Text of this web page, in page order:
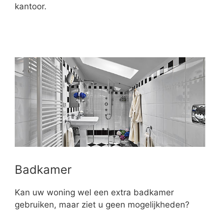
kantoor.
Badkamer
Kan uw woning wel een extra badkamer
gebruiken, maar ziet u geen mogelijkheden?